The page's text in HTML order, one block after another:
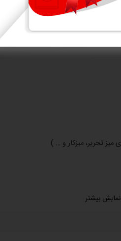
نمایش بیشتر
تحریر، میزکار و … )